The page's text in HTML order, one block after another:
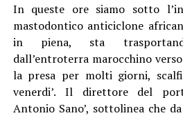
In queste ore siamo sotto
mastodontico anticiclone
in piena, sta
dall’entroterra marocchino
la presa per molti giorni,
venerdi’. Il direttore del
Antonio Sano’, sottolinea che